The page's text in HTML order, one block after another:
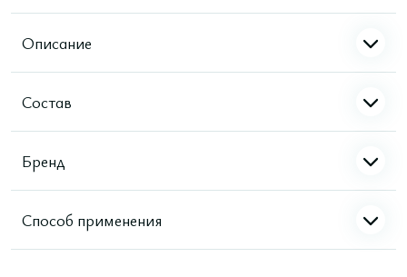
Описание
Состав
Бренд
Способ применения